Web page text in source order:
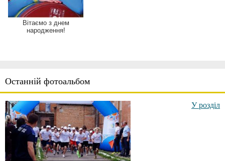
Останній фотоальбом
У розділ
Вітаємо з днем
народження!